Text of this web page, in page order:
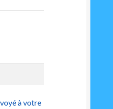
à votre